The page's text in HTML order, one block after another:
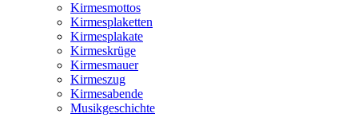
Kirmesmottos
Kirmesplaketten
Kirmesplakate
Kirmeskrüge
Kirmesmauer
Kirmeszug
Kirmesabende
Musikgeschichte